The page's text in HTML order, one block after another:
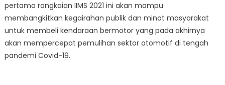
pertama rangkaian IIMS 2021 ini akan mampu
membangkitkan kegairahan publik dan minat masyarakat
untuk membeli kendaraan bermotor yang pada akhirnya
akan mempercepat pemulihan sektor otomotif di tengah
pandemi Covid-19.